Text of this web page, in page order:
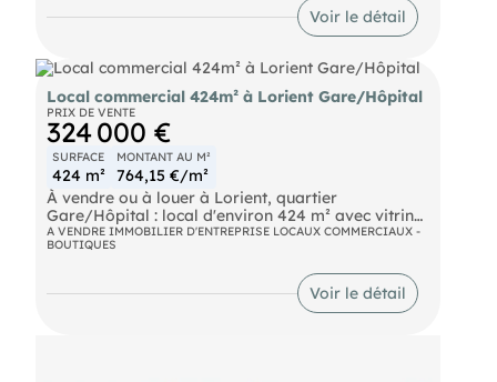
Voir le détail
Local commercial 424m² à Lorient Gare/Hôpital
PRIX DE VENTE
324 000 €
SURFACE
424 m²
MONTANT AU M²
764,15 €/m²
À vendre ou à louer à Lorient, quartier
Gare/Hôpital : local d'environ 424 m² avec vitrine.
Ce local se compose de plusieurs espaces distincts
:
A VENDRE IMMOBILIER D'ENTREPRISE LOCAUX COMMERCIAUX -
BOUTIQUES
Voir le détail